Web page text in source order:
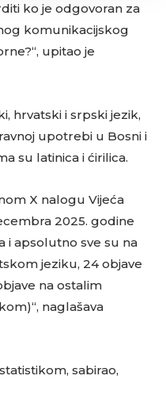
ko je odgovoran za
komunikacijskog
upitao je
hrvatski i srpski jezik,
upotrebi u Bosni i
su latinica i ćirilica.
X nalogu Vijeća
2025. godine
i apsolutno sve su na
jeziku, 24 objave
na ostalim
naglašava
sabirao,